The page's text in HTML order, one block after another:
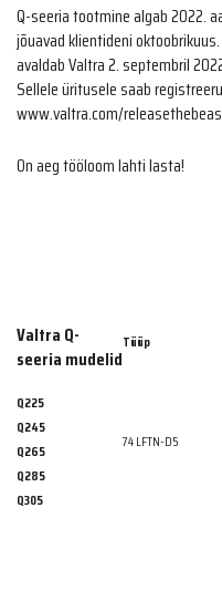
Q-seeria tootmine algab 2022.
jõuavad klientideni
avaldab Valtra 2. septembril
Sellele üritusele saab
www.valtra.com/
On aeg tööloom lahti lasta!
Valtra Q-
seeria mudelid
Tüüp
Q225​​
74 LFTN-D5 ​​
Q245​​
Q265​​
Q285​​
Q305​​